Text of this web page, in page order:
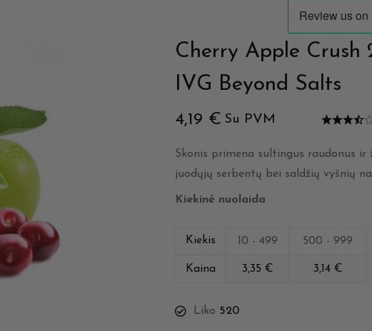
Cherry Apple Crush
IVG Beyond Salts
4,19 € Su PVM
Skonis primena sultingus raudonus
juodųjų serbentų bei saldžių vyšnių
Kiekinė nuolaida
Kiekis 10 - 499 500 - 999
Kaina 3,35 € 3,14 €
Liko 520